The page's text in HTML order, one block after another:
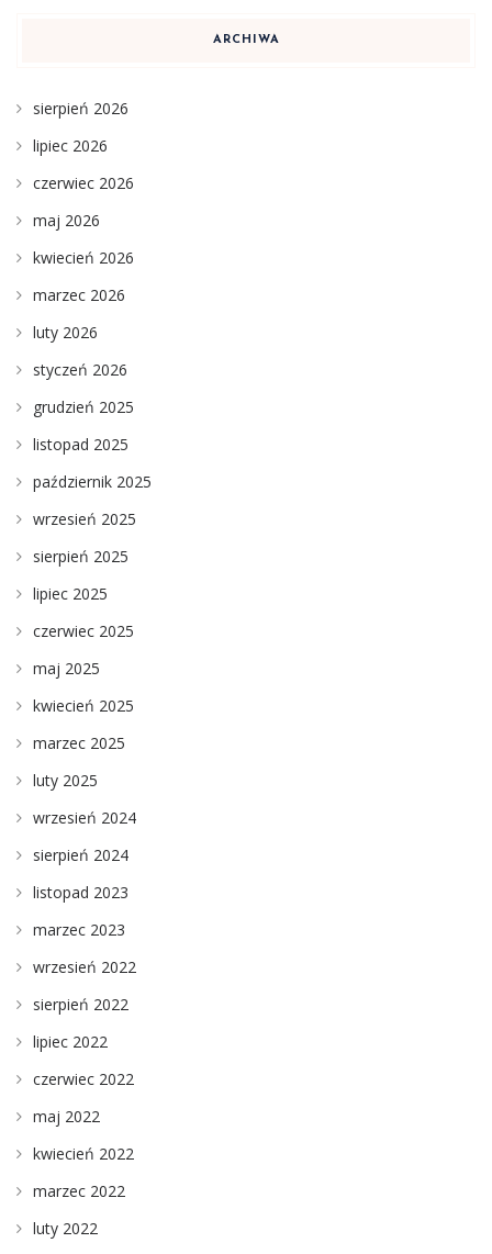
ARCHIWA
sierpień 2026
lipiec 2026
czerwiec 2026
maj 2026
kwiecień 2026
marzec 2026
luty 2026
styczeń 2026
grudzień 2025
listopad 2025
październik 2025
wrzesień 2025
sierpień 2025
lipiec 2025
czerwiec 2025
maj 2025
kwiecień 2025
marzec 2025
luty 2025
wrzesień 2024
sierpień 2024
listopad 2023
marzec 2023
wrzesień 2022
sierpień 2022
lipiec 2022
czerwiec 2022
maj 2022
kwiecień 2022
marzec 2022
luty 2022